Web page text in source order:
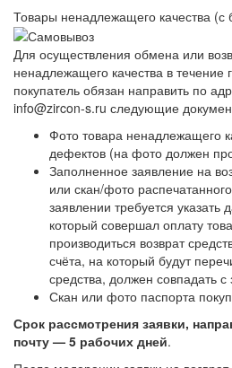
Товары ненадлежащего качества (с
Для осуществления обмена или
ненадлежащего качества в течение
покупатель обязан направить по
info@zircon-s.ru следующие
Фото товара ненадлежащего
дефектов (на фото должен
Заполненное заявление на
или скан/фото
заявлении требуется указать
который совершал оплату
производиться возврат
счёта, на который будут
средства, должен совпадать с
Скан или фото паспорта
Срок рассмотрения заявки,
почту — 5 рабочих дней.